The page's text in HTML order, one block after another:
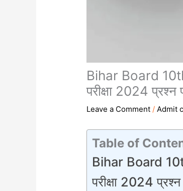
Bihar Board
परीक्षा 2024
Leave a Comment /Admit
Table of
Bihar Board
परीक्षा 2024